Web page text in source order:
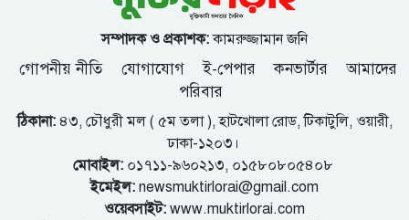
সম্পাদক ও প্রকাশক:কামরুজ্জামান জনি
গোপনীয় নীতি যোগাযোগ ই-পেপার কনভার্টার
আমাদের
পরিবার
ঠিকানা:৪৩, চৌধুরী মল ( ৫ম তলা ), হাটখোলা রোড, টিকাটুলি, ওয়ারী,
ঢাকা-১২০৩।
মোবাইল:০১৭১১-৯৬০২১৩, ০১৫৮০৮০৫৪০৮
ইমেইল: newsmuktirlorai@gmail.com
ওয়েবসাইট: www.muktirlorai.com